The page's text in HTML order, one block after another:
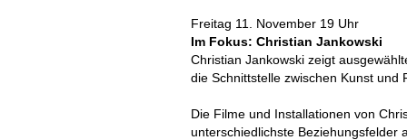
Freitag 11. November 19 Uhr
Im Fokus: Christian Jankowski
Christian Jankowski zeigt
die Schnittstelle zwischen Kunst und
Die Filme und Installationen von
unterschiedlichste Beziehungsfelder